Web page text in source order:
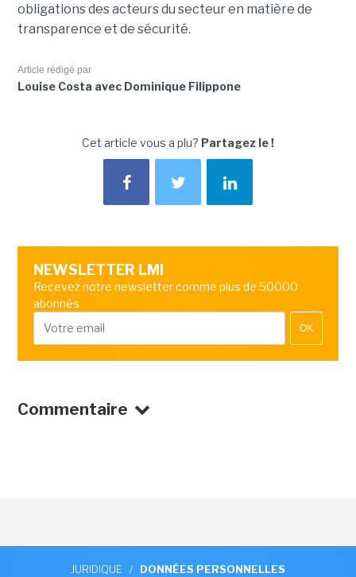
obligations des acteurs du secteur en matière de
transparence et de sécurité.
Article rédigé par
Louise Costa avec Dominique Filippone
Cet article vous a plu? Partagez le !
NEWSLETTER LMI
Recevez notre newsletter comme plus de 50000
abonnés
OK
Commentaire
JURIDIQUE / DONNÉES PERSONNELLES